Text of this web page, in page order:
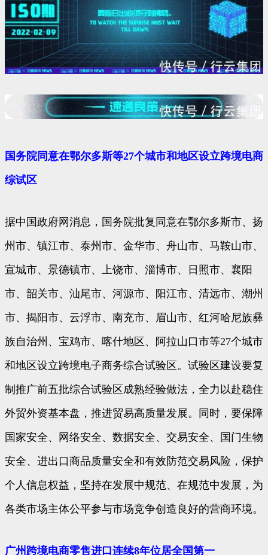
国务院同意在鄂尔多斯等27个城市和地区设立跨境电商
综试区
据中国政府网消息，国务院批复同意在鄂尔多斯市、扬
州市、镇江市、泰州市、金华市、舟山市、马鞍山市、
宣城市、景德镇市、上饶市、淄博市、日照市、襄阳
市、韶关市、汕尾市、河源市、阳江市、清远市、潮州
市、揭阳市、云浮市、南充市、眉山市、红河哈尼族彝
族自治州、宝鸡市、喀什地区、阿拉山口市等27个城市
和地区设立跨境电子商务综合试验区。试验区建设要复
制推广前五批综合试验区成熟经验做法，全力以赴稳住
外贸外资基本盘，推进贸易高质量发展。同时，要保障
国家安全、网络安全、数据安全、交易安全、国门生物
安全、进出口商品质量安全和有效防范交易风险，保护
个人信息权益，坚持在发展中规范、在规范中发展，为
各类市场主体公平参与市场竞争创造良好的营商环境。
广州跨境电商零售进口连续8年位居全国第一